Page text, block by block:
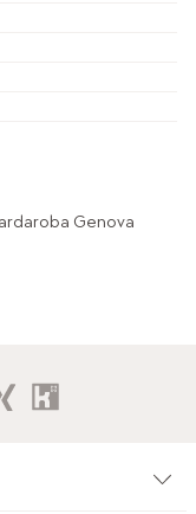
Genova